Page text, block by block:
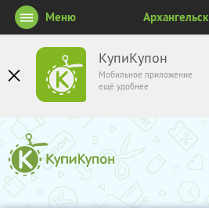
КупиКупон
Мобильное приложение
ещё удобнее
Меню Архангельск